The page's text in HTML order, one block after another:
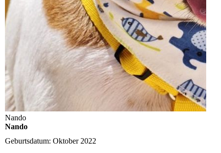
Nando
Nando
Geburtsdatum: Oktober 2022